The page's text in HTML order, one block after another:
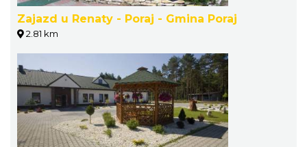
Zajazd u Renaty - Poraj - Gmina Poraj
2.81 km